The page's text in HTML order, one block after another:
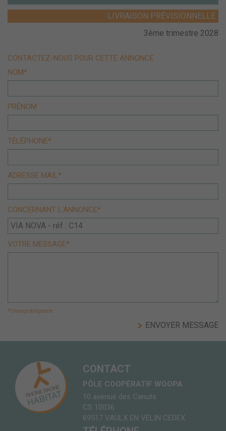
LIVRAISON PRÉVISIONNELLE
3ème trimestre 2028
CONTACTEZ-NOUS POUR CETTE ANNONCE
NOM*
PRÉNOM
TÉLÉPHONE*
ADRESSE MAIL*
CONCERNANT L'ANNONCE*
VOTRE MESSAGE*
*Champ obligatoire
CONTACT
PÔLE COOPÉRATIF WOOPA
10 avenue des Canuts
CS 10036
69517 VAULX EN VELIN CEDEX